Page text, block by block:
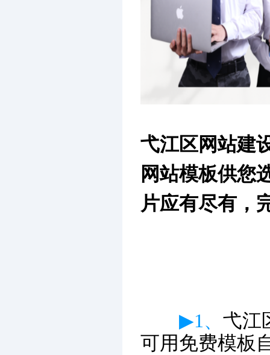
弋江区网站建
网站模板供您
片应有尽有，
▶1、 弋江
可用免费模板